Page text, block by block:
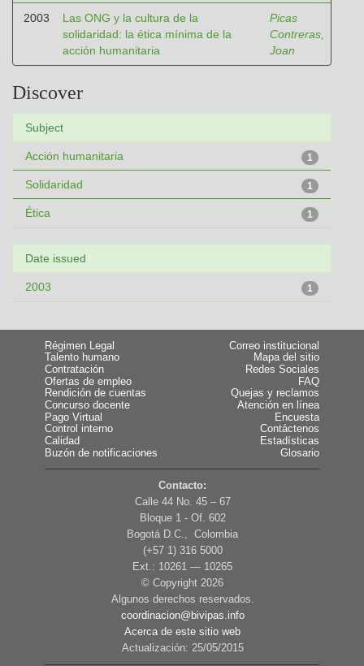
2003
Las ONG y la cultura de la
solidaridad: la ética mínima de la
acción humanitaria
Picas
Contreras,
Joan
Discover
Subject
1
Acción humanitaria
1
Solidaridad
1
Ética
Date issued
1
2003
Régimen Legal
Talento humano
Contratación
Ofertas de empleo
Rendición de cuentas
Concurso docente
Pago Virtual
Control interno
Calidad
Buzón de notificaciones
Correo institucional
Mapa del sitio
Redes Sociales
FAQ
Quejas y reclamos
Atención en línea
Encuesta
Contáctenos
Estadísticas
Glosario
Contacto:
Calle 44 No. 45 – 67
Bloque 1 - Of. 602
Bogotá D.C., Colombia
(+57 1) 316 5000
Ext.: 10261 — 10265
© Copyright 2026
Algunos derechos reservados.
coordinacion@bivipas.info
Acerca de este sitio web
Actualización: 25/05/2015